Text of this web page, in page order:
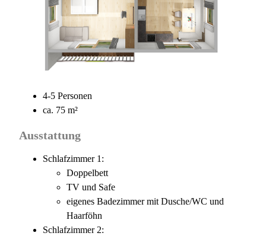
4-5 Personen
ca. 75 m²
Ausstattung
Schlafzimmer 1:
Doppelbett
TV und Safe
eigenes Badezimmer mit Dusche/WC und
Haarföhn
Schlafzimmer 2: